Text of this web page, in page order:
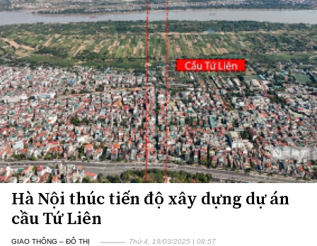
Hà Nội thúc tiến độ xây dựng dự án
cầu Tứ Liên
GIAO THÔNG – ĐÔ THỊ Thứ 4, 19/03/2025 | 08:57